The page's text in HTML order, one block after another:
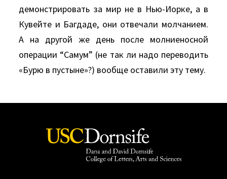
демонстрировать за мир не в Нью-Иорке, а в
Кувейте и Багдаде, они отвечали молчанием.
А на другой же день после молниеносной
операции “Самум” (не так ли надо переводить
«Бурю в пустыне»?) вообще оставили эту тему.